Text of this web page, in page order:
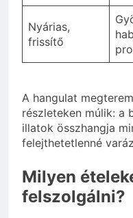
Nyárias,
frissítő
A hangulat
részleteken múlik: a
illatok összhangja
felejthetetlenné
Milyen
felszolgálni?